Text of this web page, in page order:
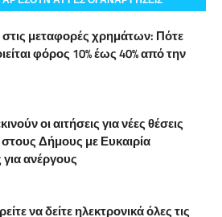
μεταφορές χρημάτων: Πότε
φόρος 10% έως 40% από την
οι αιτήσεις για νέες θέσεις
Δήμους με Ευκαιρία
ανέργους
να δείτε ηλεκτρονικά όλες τις